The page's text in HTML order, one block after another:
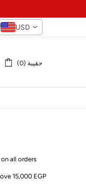
USD
حقيبة (0)
all orders
15,000 EGP